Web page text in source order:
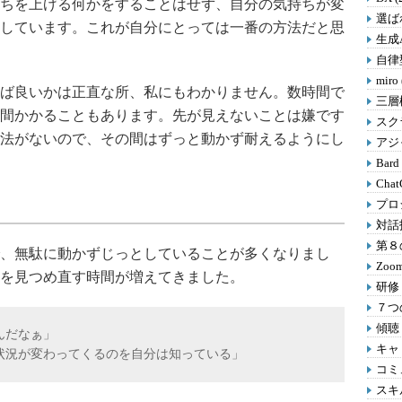
を上げる何かをすることはせず、自分の気持ちが変
ています。これが自分にとっては一番の方法だと思
いかは正直な所、私にもわかりません。数時間で
かかることもあります。先が見えないことは嫌です
がないので、その間はずっと動かず耐えるようにし
駄に動かずじっとしていることが多くなりまし
見つめ直す時間が増えてきました。
なぁ」
が変わってくるのを自分は知っている」
選ば
生成
自律
miro
三層
スク
アジ
Bard
プ
対話
第８
研修
７
傾聴
キャ
コ
スキ